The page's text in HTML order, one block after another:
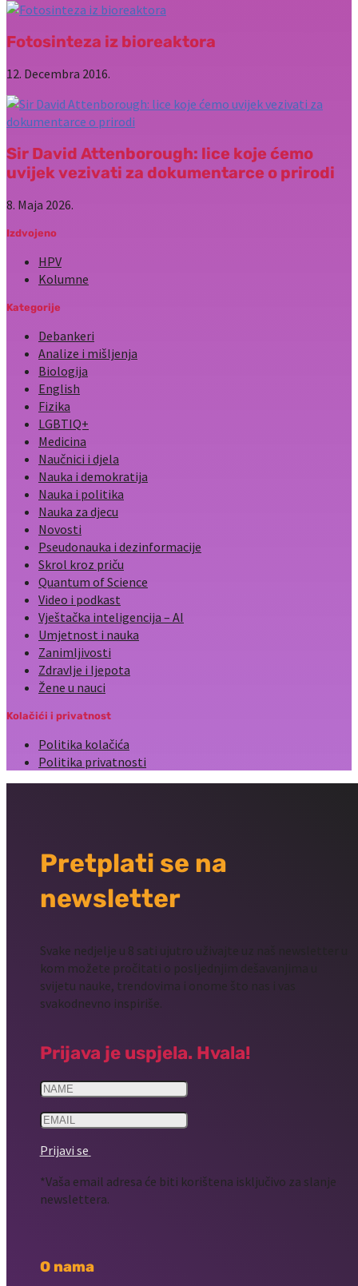
Fotosinteza iz bioreaktora
12. Decembra 2016.
Sir David Attenborough: lice koje ćemo
uvijek vezivati za dokumentarce o prirodi
8. Maja 2026.
Izdvojeno
HPV
Kolumne
Kategorije
Debankeri
Analize i mišljenja
Biologija
English
Fizika
LGBTIQ+
Medicina
Naučnici i djela
Nauka i demokratija
Nauka i politika
Nauka za djecu
Novosti
Pseudonauka i dezinformacije
Skrol kroz priču
Quantum of Science
Video i podkast
Vještačka inteligencija – AI
Umjetnost i nauka
Zanimljivosti
Zdravlje i ljepota
Žene u nauci
Kolačići i privatnost
Politika kolačića
Politika privatnosti
Pretplati se na
newsletter
Svake nedjelje u 8 sati ujutro uživajte uz naš newsletter u
kom možete pročitati o posljednjim dešavanjima u
svijetu nauke, trendovima i onome što nas i vas
svakodnevno inspiriše.
Prijava je uspjela. Hvala!
Prijavi se
*Vaša email adresa će biti korištena isključivo za slanje
newslettera.
O nama